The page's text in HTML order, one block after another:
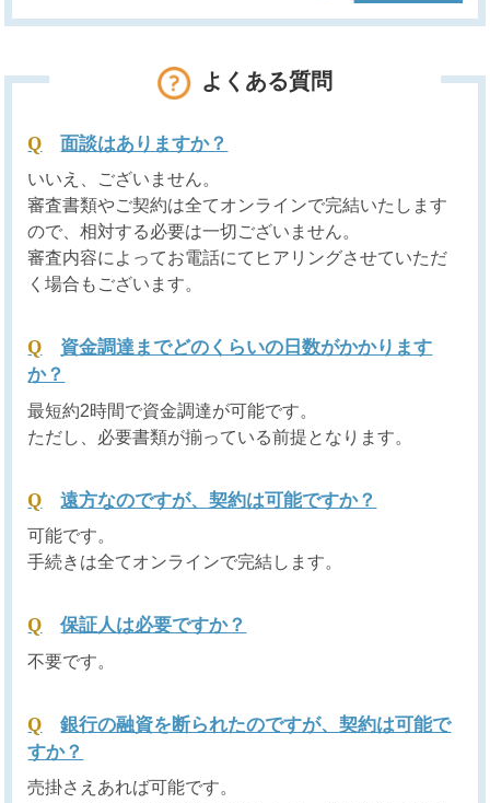
よくある質問
面談はありますか？
いいえ、ございません。
審査書類やご契約は全てオンラインで完結いたします
ので、相対する必要は一切ございません。
審査内容によってお電話にてヒアリングさせていただ
く場合もございます。
資金調達までどのくらいの日数がかかります
か？
最短約2時間で資金調達が可能です。
ただし、必要書類が揃っている前提となります。
遠方なのですが、契約は可能ですか？
可能です。
手続きは全てオンラインで完結します。
保証人は必要ですか？
不要です。
銀行の融資を断られたのですが、契約は可能で
すか？
売掛さえあれば可能です。